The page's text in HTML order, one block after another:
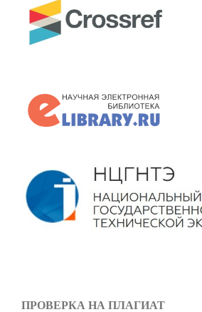
ПРОВЕРКА НА ПЛАГИАТ